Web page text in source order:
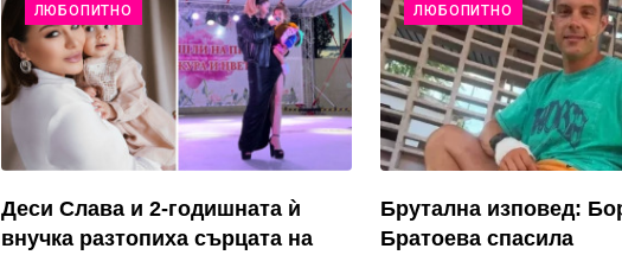
ЛЮБОПИТНО
Деси Слава и 2-годишната ѝ
внучка разтопиха сърцата на
ЛЮБОПИТНО
Брутална изповед:
Братоева спасила